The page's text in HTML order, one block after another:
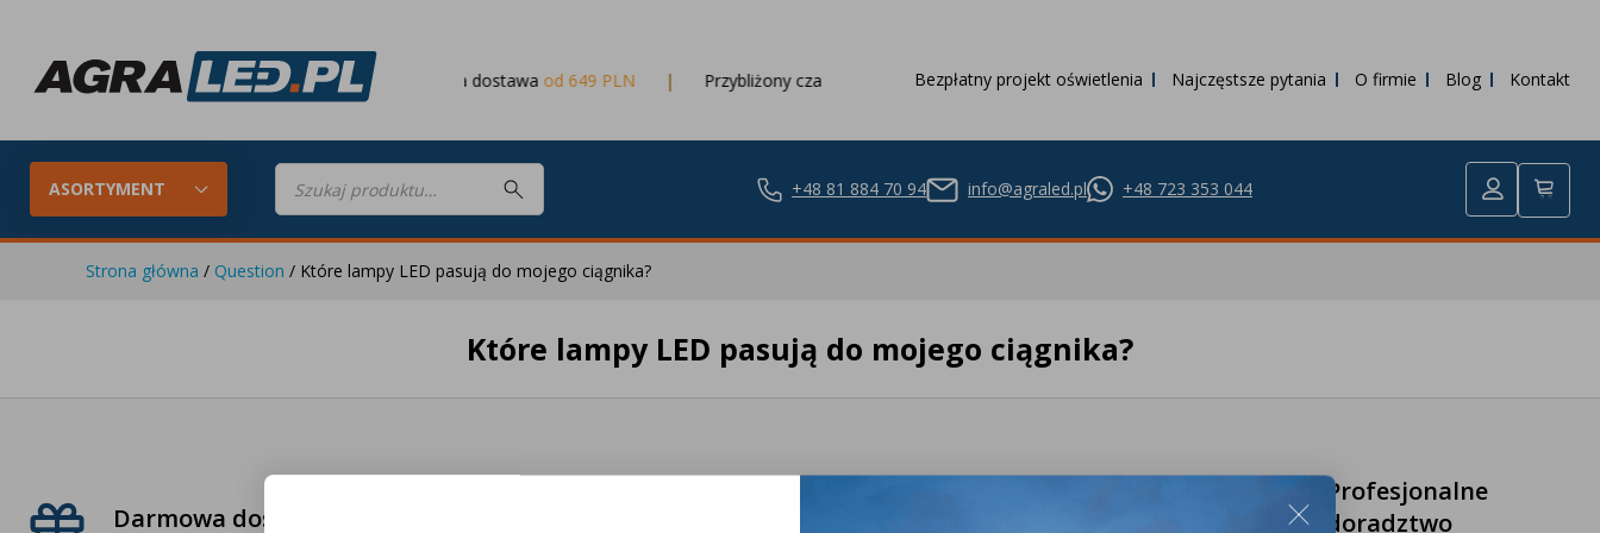
Darmowa dostawaod 649 PLN Przybliżony czas dostawy 3 dni robocze
Bezpłatny projekt oświetlenia Najczęstsze pytania O firmie Blog Kontakt
ASORTYMENT
Wyszukiwarka
produktów +48 81 884 70 94 info@agraled.pl +48 723 353 044
swojego ciągnika
Lampy robocze LED
Lampy przednie LED
Strona główna / Question / Które lampy LED pasują do mojego ciągnika?
Które lampy LED pasują do mojego ciągnika?
Darmowa dostawa
Profesjonalne
doradztwo